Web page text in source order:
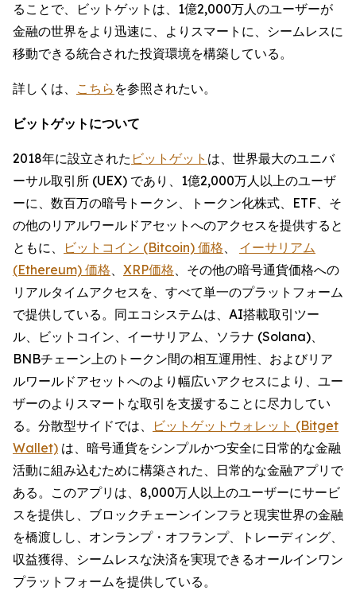
ることで、ビットゲットは、1億2,000万人のユーザーが
金融の世界をより迅速に、よりスマートに、シームレスに
移動できる統合された投資環境を構築している。
詳しくは、 こちら を参照されたい。
ビットゲットについて
2018年に設立された ビットゲット は、世界最大のユニバ
ーサル取引所 (UEX) であり、1億2,000万人以上のユーザ
ーに、数百万の暗号トークン、トークン化株式、ETF、そ
の他のリアルワールドアセットへのアクセスを提供すると
ともに、
ビットコイン (Bitcoin) 価格、 イーサリアム
(Ethereum) 価格、 XRP価格、その他の暗号通貨価格への
リアルタイムアクセスを、すべて単一のプラットフォーム
で提供している。同エコシステムは、AI搭載取引ツー
ル、ビットコイン、イーサリアム、ソラナ (Solana)、
BNBチェーン上のトークン間の相互運用性、およびリア
ルワールドアセットへのより幅広いアクセスにより、ユー
ザーのよりスマートな取引を支援することに尽力してい
る。分散型サイドでは、
ビットゲットウォレット (Bitget
Wallet) は、暗号通貨をシンプルかつ安全に日常的な金融
活動に組み込むために構築された、日常的な金融アプリで
ある。このアプリは、8,000万人以上のユーザーにサービ
スを提供し、ブロックチェーンインフラと現実世界の金融
を橋渡しし、オンランプ・オフランプ、トレーディング、
収益獲得、シームレスな決済を実現できるオールインワン
プラットフォームを提供している。